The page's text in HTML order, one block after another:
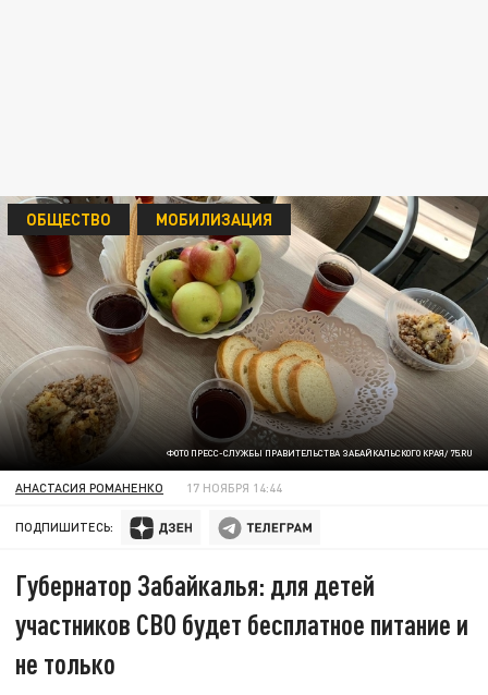
ФОТО ПРЕСС-СЛУЖБЫ ПРАВИТЕЛЬСТВА ЗАБАЙКАЛЬСКОГО КРАЯ/ 75.RU
ОБЩЕСТВО МОБИЛИЗАЦИЯ
АНАСТАСИЯ РОМАНЕНКО 17 НОЯБРЯ 14:44
ПОДПИШИТЕСЬ:
Губернатор Забайкалья: для детей
участников СВО будет бесплатное питание и
не только